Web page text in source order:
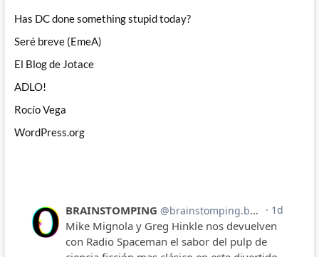
Has DC done something stupid today?
Seré breve (EmeA)
El Blog de Jotace
ADLO!
Rocío Vega
WordPress.org